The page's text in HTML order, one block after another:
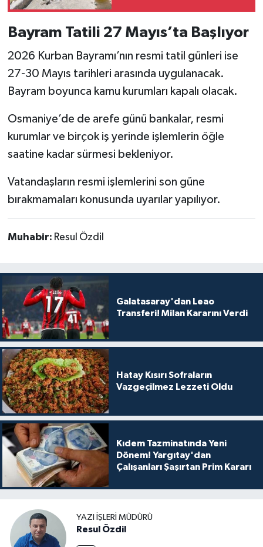
Bayram Tatili 27 Mayıs’ta Başlıyor
2026 Kurban Bayramı’nın resmi tatil günleri ise
27-30 Mayıs tarihleri arasında uygulanacak.
Bayram boyunca kamu kurumları kapalı olacak.
Osmaniye’de de arefe günü bankalar, resmi
kurumlar ve birçok iş yerinde işlemlerin öğle
saatine kadar sürmesi bekleniyor.
Vatandaşların resmi işlemlerini son güne
bırakmamaları konusunda uyarılar yapılıyor.
Muhabir: Resul Özdil
Galatasaray'dan Leao
Transferi! Milan Kararını Verdi
Hatay Kısırı Sofraların
Vazgeçilmez Lezzeti Oldu
Kıdem Tazminatında Yeni
Dönem! Yargıtay'dan
Çalışanları Şaşırtan Prim Kararı
YAZI İŞLERI MÜDÜRÜ
Resul Özdil